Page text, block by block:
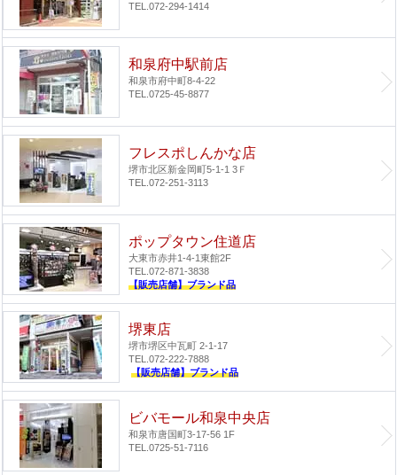
TEL.072-294-1414
和泉府中駅前店
和泉市府中町8-4-22
TEL.0725-45-8877
フレスポしんかな店
堺市北区新金岡町5-1-1 3Ｆ
TEL.072-251-3113
ポップタウン住道店
大東市赤井1-4-1東館2F
TEL.072-871-3838
【販売店舗】ブランド品
堺東店
堺市堺区中瓦町 2-1-17
TEL.072-222-7888
【販売店舗】ブランド品
ビバモール和泉中央店
和泉市唐国町3-17-56 1F
TEL.0725-51-7116